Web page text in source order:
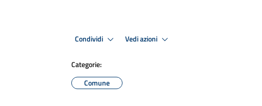
Condividi Vedi azioni
Categorie:
Comune